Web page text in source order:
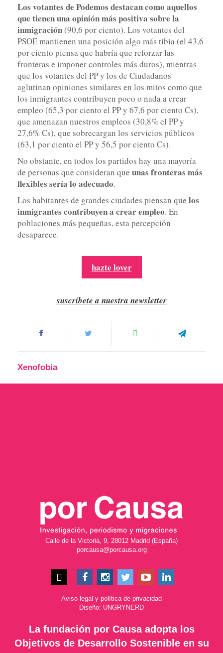
Los votantes de Podemos destacan como aquellos
que tienen una opinión más positiva sobre la
inmigración(90,6 por ciento). Los votantes del
PSOE mantienen una posición algo más tibia (el 43,6
por ciento piensa que habría que reforzar las
fronteras e imponer controles más duros), mientras
que los votantes del PP y los de Ciudadanos
aglutinan opiniones similares en los mitos como que
los inmigrantes contribuyen poco o nada a crear
empleo (65,3 por ciento el PP y 67,6 por ciento Cs),
que amenazan nuestros empleos (30,8% el PP y
27,6% Cs), que sobrecargan los servicios públicos
(63,1 por ciento el PP y 56,5 por ciento Cs).
No obstante, en todos los partidos hay una mayoría
de personas que consideran que unas fronteras más
flexibles sería lo adecuado.
Los habitantes de grandes ciudades piensan que los
inmigrantes contribuyen a crear empleo. En
poblaciones más pequeñas, esta percepción
desaparece.
hazte lover
suscríbete a nuestra newsletter
Xenofobia
Calle de la Victoria, 9, 28012 Madrid (España)
porcausa@porcausa.org
Aviso legal y política de privacidad
Diseño: UNGRYNERD
La fundación por Causa adopta los
Objetivos de Desarrollo Sostenible en su